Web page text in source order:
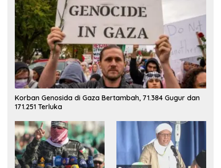
Korban Genosida di Gaza Bertambah, 71.384 Gugur dan
171.251 Terluka